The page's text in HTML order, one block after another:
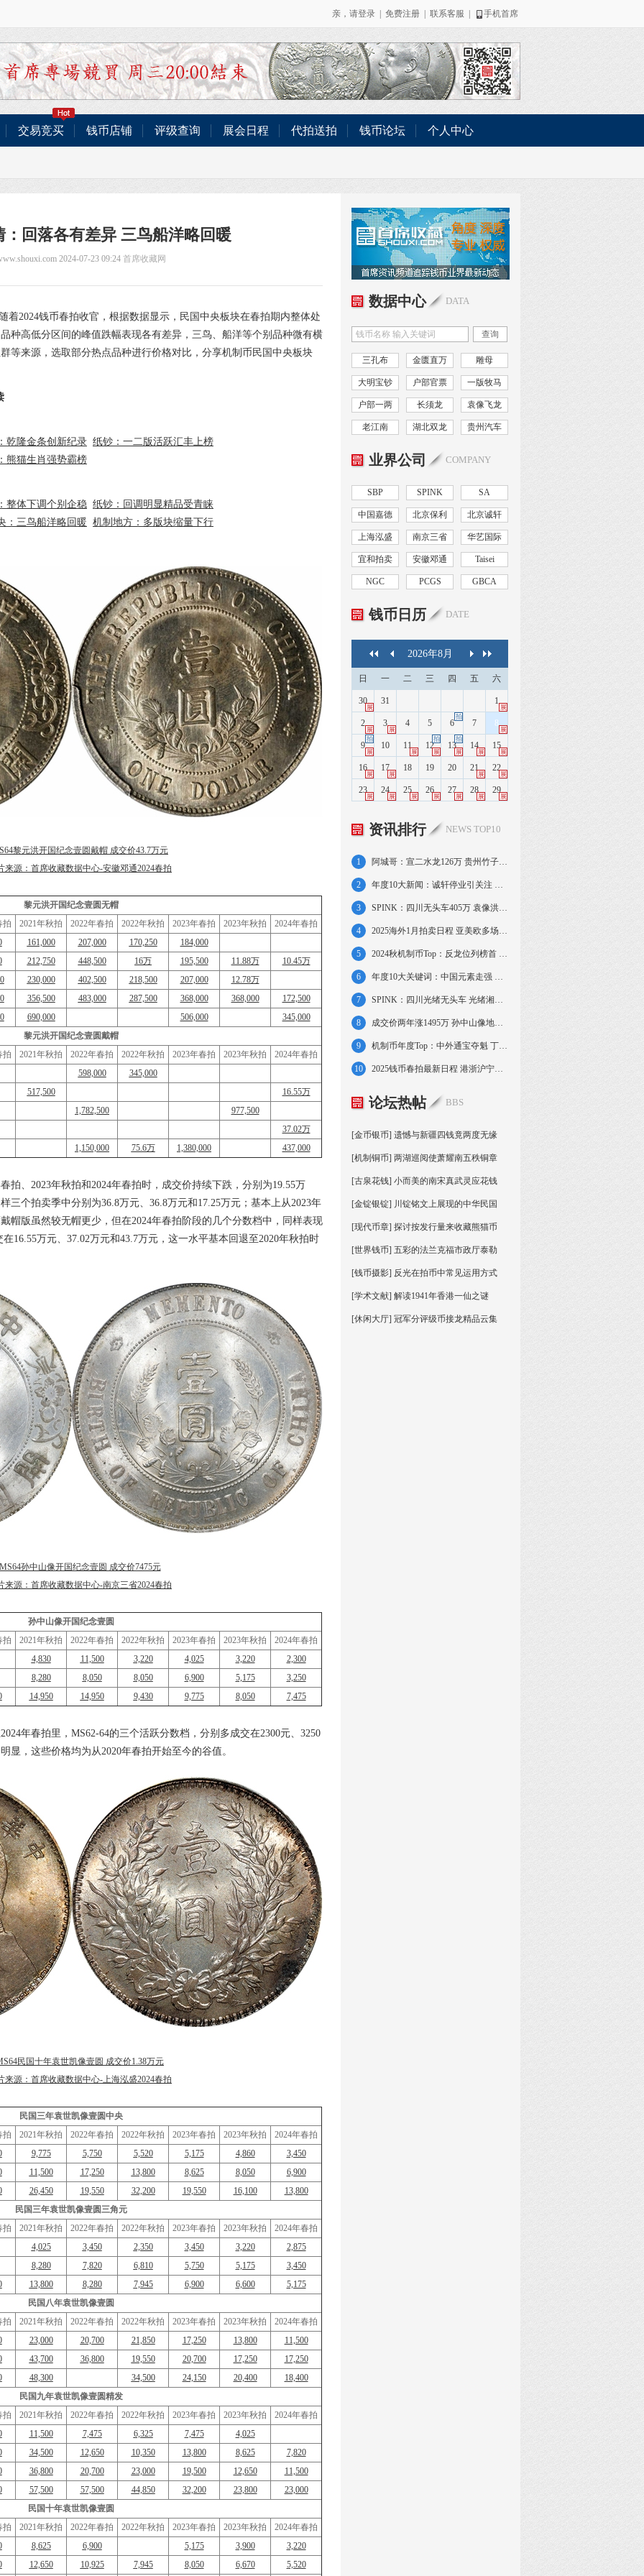
亲，请登录 免费注册 联系客服 手机首席
交易竞买 钱币店铺 评级查询 展会日程 代拍送拍 钱币论坛 个人中心
：回落各有差异 三鸟船洋略回暖
2024-07-23 09:24 首席收藏网
着2024钱币春拍收官，根据数据显示，民国中央板块在春拍期内整体处
种高低分区间的峰值跌幅表现各有差异，三鸟、船洋等个别品种微有横
等来源，选取部分热点品种进行价格对比，分享机制币民国中央板块
乾隆金条创新纪录 纸钞：一二版活跃汇丰上榜
熊猫生肖强势霸榜
整体下调个别企稳 纸钞：回调明显精品受青睐
：三鸟船洋略回暖 机制地方：多版块缩量下行
黎元洪开国纪念壹圆戴帽 成交价43.7万元
来源：首席收藏数据中心-安徽邓通2024春拍
黎元洪开国纪念壹圆无帽
拍
2021年秋拍 2022年春拍 2022年秋拍 2023年春拍 2023年秋拍
2024年春拍
161,000 207,000 170,250
184,000
212,750 448,500 16万 195,500 11.88万
10.45万
230,000 402,500 218,500 207,000
12.78万
356,500 483,000 287,500 368,000 368,000
172,500
690,000 506,000
345,000
黎元洪开国纪念壹圆戴帽
拍
2021年秋拍 2022年春拍 2022年秋拍 2023年春拍 2023年秋拍
2024年春拍
598,000
345,000
517,500
16.55万
1,782,500
977,500
37.02万
1,150,000
75.6万 1,380,000 437,000
拍、2023年秋拍和2024年春拍时，成交价持续下跌，分别为19.55万
三个拍卖季中分别为36.8万元、36.8万元和17.25万元；基本上从2023年
帽版虽然较无帽更少，但在2024年春拍阶段的几个分数档中，同样表现
16.55万元、37.02万元和43.7万元，这一水平基本回退至2020年秋拍时
孙中山像开国纪念壹圆 成交价7475元
来源：首席收藏数据中心-南京三省2024春拍
孙中山像开国纪念壹圆
拍
2021年秋拍 2022年春拍 2022年秋拍 2023年春拍 2023年秋拍
2024年春拍
4,830
11,500 3,220 4,025 3,220
2,300
8,280
8,050 8,050 6,900 5,175
3,250
14,950 14,950 9,430 9,775 8,050 7,475
年春拍里，MS62-64的三个活跃分数档，分别多成交在2300元、3250
显，这些价格均为从2020年春拍开始至今的谷值。
民国十年袁世凯像壹圆 成交价1.38万元
来源：首席收藏数据中心-上海泓盛2024春拍
民国三年袁世凯像壹圆中央
拍
2021年秋拍 2022年春拍 2022年秋拍 2023年春拍 2023年秋拍
2024年春拍
9,775 5,750 5,520 5,175 4,860
3,450
11,500 17,250 13,800 8,625 8,050
6,900
26,450 19,550 32,200 19,550 16,100
13,800
民国三年袁世凯像壹圆三角元
拍
2021年秋拍 2022年春拍 2022年秋拍 2023年春拍 2023年秋拍
2024年春拍
4,025
3,450 2,350 3,450 3,220
2,875
8,280
7,820 6,810 5,750 5,175
3,450
13,800 8,280 7,945 6,900 6,600
5,175
民国八年袁世凯像壹圆
拍
2021年秋拍 2022年春拍 2022年秋拍 2023年春拍 2023年秋拍
2024年春拍
23,000 20,700 21,850 17,250 13,800
11,500
43,700 36,800 19,550 20,700 17,250
17,250
48,300 34,500 24,150 20,400
18,400
民国九年袁世凯像壹圆精发
拍
2021年秋拍 2022年春拍 2022年秋拍 2023年春拍 2023年秋拍
2024年春拍
11,500 7,475 6,325 7,475
4,025
34,500 12,650 10,350 13,800 8,625
7,820
36,800 20,700 23,000 19,500 12,650
11,500
57,500 57,500 44,850 32,200 23,800
23,000
民国十年袁世凯像壹圆
拍
2021年秋拍 2022年春拍 2022年秋拍 2023年春拍 2023年秋拍
2024年春拍
8,625 6,900 5,175 3,900
3,220
12,650 10,925 7,945 8,050 6,670 5,520
数据中心 DATA
查询
三孔布 金匮直万 雕母
大明宝钞 户部官票 一版牧马
户部一两 长须龙 袁像飞龙
老江南 湖北双龙 贵州汽车
业界公司 COMPANY
SBP SPINK SA
中国嘉德 北京保利 北京诚轩
上海泓盛 南京三省 华艺国际
宜和拍卖 安徽邓通 Taisei
NGC PCGS GBCA
钱币日历 DATE
2026年8月
日 一 二 三 四 五 六
30
展
31 1
展
2
展
3
展
4 5 6
拍
7 8
展
9
拍
展
10 11
展
12
拍
展
13
拍
展
14
展
15
展
16
展
17
展
18 19 20 21
展
22
展
23
展
24
展
25
展
26
展
27
展
28
展
29
展
资讯排行 NEWS TOP10
1 阿城哥：宣二水龙126万 贵州竹子圆窗402万
2 年度10大新闻：诚轩停业引关注 蛇钞预约秒空
3 SPINK：四川无头车405万 袁像洪宪飞龙57万
4 2025海外1月拍卖日程 亚美欧多场次轮番举槌
5 2024秋机制币Top：反龙位列榜首 金币占三席
6 年度10大关键词：中国元素走强 市场展现韧性
7 SPINK：四川光绪无头车 光绪湘省森泰号50两
8 成交价两年涨1495万 孙中山像地球壹圆赏析
9 机制币年度Top：中外通宝夺魁 丁未金币上榜
10 2025钱币春拍最新日程 港浙沪宁京大拍连台
论坛热帖 BBS
[金币银币] 遗憾与新疆四钱竟两度无缘
[机制铜币] 两湖巡阅使萧耀南五秩铜章
[古泉花钱] 小而美的南宋真武灵应花钱
[金锭银锭] 川锭铭文上展现的中华民国
[现代币章] 探讨按发行量来收藏熊猫币
[世界钱币] 五彩的法兰克福市政厅泰勒
[钱币摄影] 反光在拍币中常见运用方式
[学术文献] 解读1941年香港一仙之谜
[休闲大厅] 冠军分评级币接龙精品云集